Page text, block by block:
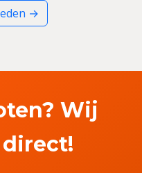
→
Wij